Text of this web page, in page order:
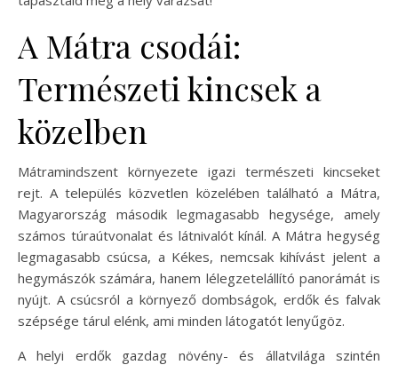
A Mátra csodái:
Természeti kincsek a
közelben
Mátramindszent környezete igazi természeti kincseket
rejt. A település közvetlen közelében található a Mátra,
Magyarország második legmagasabb hegysége, amely
számos túraútvonalat és látnivalót kínál. A Mátra hegység
legmagasabb csúcsa, a Kékes, nemcsak kihívást jelent a
hegymászók számára, hanem lélegzetelállító panorámát is
nyújt. A csúcsról a környező dombságok, erdők és falvak
szépsége tárul elénk, ami minden látogatót lenyűgöz.
A helyi erdők gazdag növény- és állatvilága szintén